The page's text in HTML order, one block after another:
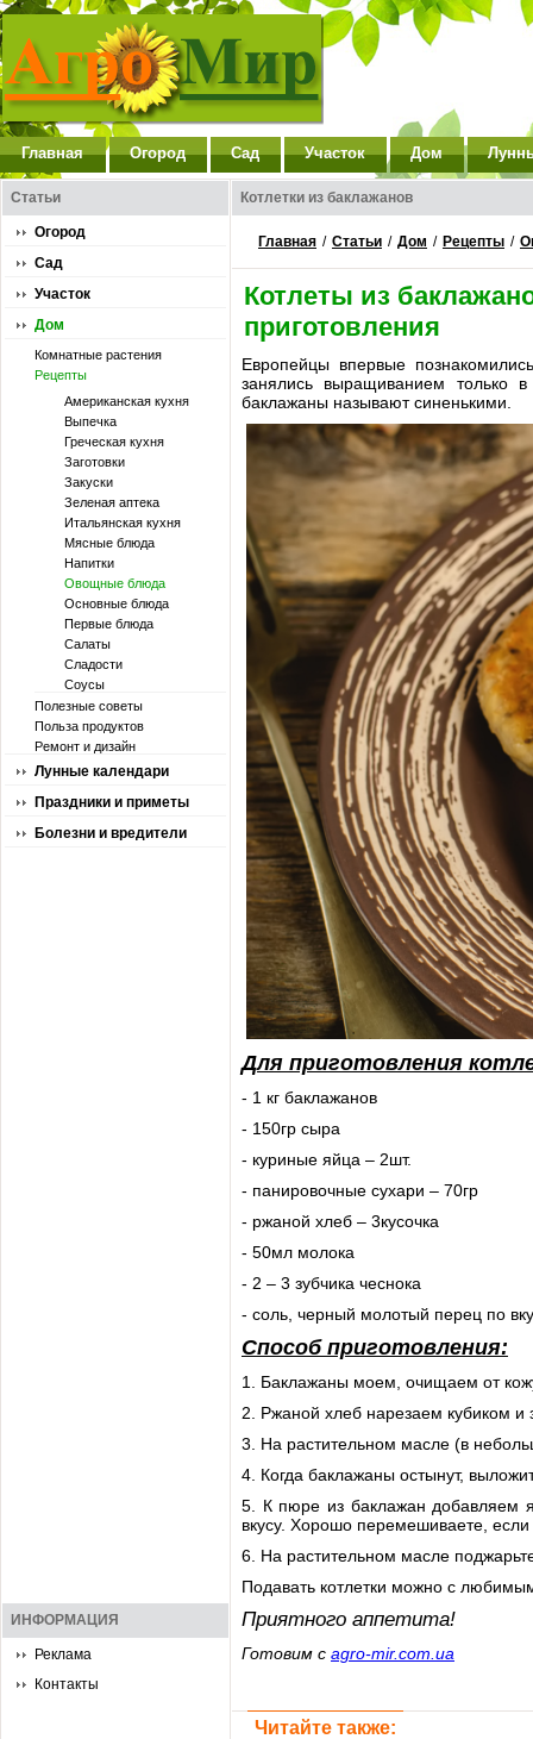
Главная Огород Сад Участок Дом
Статьи
Огород
Сад
Участок
Дом
Комнатные растения
Рецепты
Американская кухня
Выпечка
Греческая кухня
Заготовки
Закуски
Зеленая аптека
Итальянская кухня
Мясные блюда
Напитки
Овощные блюда
Основные блюда
Первые блюда
Салаты
Сладости
Соусы
Полезные советы
Польза продуктов
Ремонт и дизайн
Лунные календари
Праздники и приметы
Болезни и вредители
ИНФОРМАЦИЯ
Реклама
Контакты
Котлетки из баклажанов
Главная / Статьи / Дом / Рецепты /
Котлеты из
приготовления
Европейцы впервые
занялись выращиванием только
баклажаны называют синенькими.
Для приготовления
- 1 кг баклажанов
- 150гр сыра
- куриные яйца – 2шт.
- панировочные сухари – 70гр
- ржаной хлеб – 3кусочка
- 50мл молока
- 2 – 3 зубчика чеснока
- соль, черный молотый перец по
Способ приготовления:
1. Баклажаны моем, очищаем от
2. Ржаной хлеб нарезаем кубиком
3. На растительном масле (в
4. Когда баклажаны остынут,
5. К пюре из баклажан добавляем
вкусу. Хорошо перемешиваете,
6. На растительном масле
Подавать котлетки можно с
Приятного аппетита!
Готовим с agro-mir.com.ua
Читайте также: